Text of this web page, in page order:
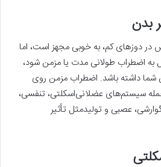
بدن
در دوزهای کم، به خوبی مجهز است، اما
به اضطراب طولانی مدت یا مزمن شود،
شما داشته باشد. اضطراب مزمن روی
سیستم‌های عضلانی‌اسکلتی، تنفسی،
عصبی و تولیدمثل تأثیر